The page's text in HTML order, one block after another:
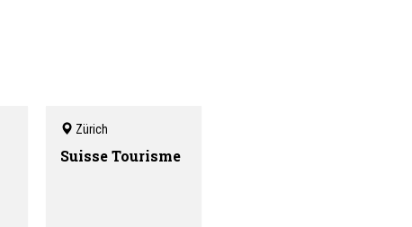
Zürich
Suisse Tourisme